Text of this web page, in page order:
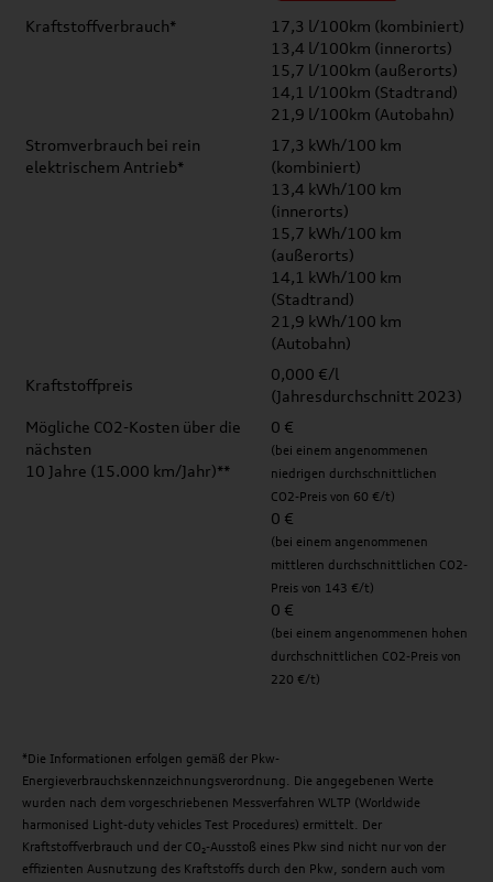
Kraftstoffverbrauch*
17,3 l/100km (kombiniert)
13,4 l/100km (innerorts)
15,7 l/100km (außerorts)
14,1 l/100km (Stadtrand)
21,9 l/100km (Autobahn)
Stromverbrauch bei rein
elektrischem Antrieb*
17,3 kWh/100 km
(kombiniert)
13,4 kWh/100 km
(innerorts)
15,7 kWh/100 km
(außerorts)
14,1 kWh/100 km
(Stadtrand)
21,9 kWh/100 km
(Autobahn)
Kraftstoffpreis
0,000 €/l
(Jahresdurchschnitt 2023)
Mögliche CO2-Kosten über die
nächsten
10 Jahre (15.000 km/Jahr)**
0 €
(bei einem angenommenen
niedrigen durchschnittlichen
CO2-Preis von 60 €/t)
0 €
(bei einem angenommenen
mittleren durchschnittlichen CO2-
Preis von 143 €/t)
0 €
(bei einem angenommenen hohen
durchschnittlichen CO2-Preis von
220 €/t)
*Die Informationen erfolgen gemäß der Pkw-
Energieverbrauchskennzeichnungsverordnung. Die angegebenen Werte
wurden nach dem vorgeschriebenen Messverfahren WLTP (Worldwide
harmonised Light-duty vehicles Test Procedures) ermittelt. Der
Kraftstoffverbrauch und der CO₂-Ausstoß eines Pkw sind nicht nur von der
effizienten Ausnutzung des Kraftstoffs durch den Pkw, sondern auch vom